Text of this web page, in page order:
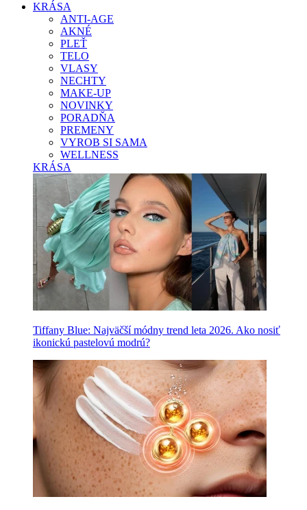
KRÁSA
ANTI-AGE
AKNÉ
PLEŤ
TELO
VLASY
NECHTY
MAKE-UP
NOVINKY
PORADŇA
PREMENY
VYROB SI SAMA
WELLNESS
KRÁSA
Tiffany Blue: Najväčší módny trend leta 2026. Ako nosiť
ikonickú pastelovú modrú?